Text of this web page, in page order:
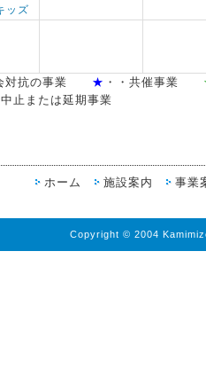
ッズ
対抗の事業 ★ ・・共催事業
または延期事業
ホーム 施設案内 事業
Copyright © 2004